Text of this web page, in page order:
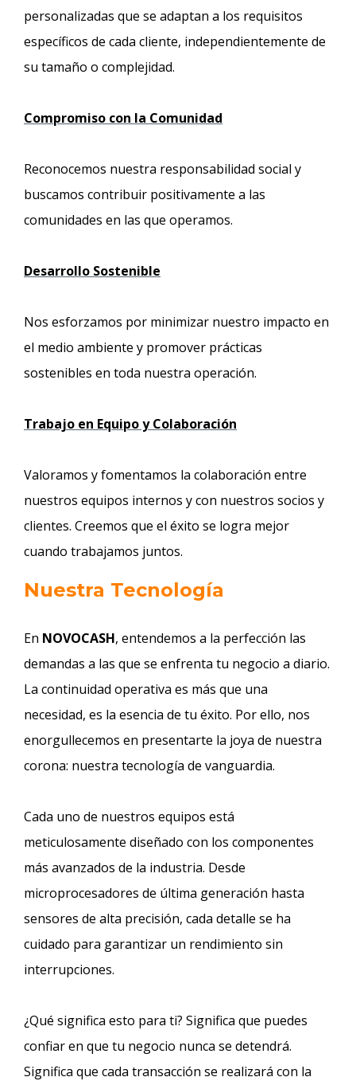
personalizadas que se adaptan a los requisitos
específicos de cada cliente, independientemente de
su tamaño o complejidad.
Compromiso con la Comunidad
Reconocemos nuestra responsabilidad social y
buscamos contribuir positivamente a las
comunidades en las que operamos.
Desarrollo Sostenible
Nos esforzamos por minimizar nuestro impacto en
el medio ambiente y promover prácticas
sostenibles en toda nuestra operación.
Trabajo en Equipo y Colaboración
Valoramos y fomentamos la colaboración entre
nuestros equipos internos y con nuestros socios y
clientes. Creemos que el éxito se logra mejor
cuando trabajamos juntos.
Nuestra Tecnología
En NOVOCASH, entendemos a la perfección las
demandas a las que se enfrenta tu negocio a diario.
La continuidad operativa es más que una
necesidad, es la esencia de tu éxito. Por ello, nos
enorgullecemos en presentarte la joya de nuestra
corona: nuestra tecnología de vanguardia.
Cada uno de nuestros equipos está
meticulosamente diseñado con los componentes
más avanzados de la industria. Desde
microprocesadores de última generación hasta
sensores de alta precisión, cada detalle se ha
cuidado para garantizar un rendimiento sin
interrupciones.
¿Qué significa esto para ti? Significa que puedes
confiar en que tu negocio nunca se detendrá.
Significa que cada transacción se realizará con la